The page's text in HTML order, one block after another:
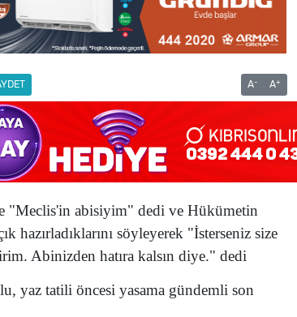
A- A+
"Meclis'in abisiyim" dedi ve Hükümetin
hazırladıklarını söyleyerek "İsterseniz size
Abinizden hatıra kalsın diye." dedi
yaz tatili öncesi yasama gündemli son